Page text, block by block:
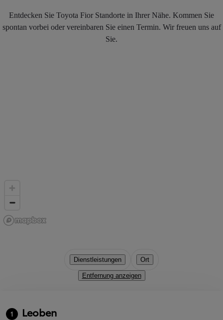
Entdecken Sie Toyota Fior Standorte in Ihrer Nähe. Kommen Sie
spontan vorbei oder vereinbaren Sie einen Termin. Wir freuen uns auf
Sie.
Dienstleistungen Ort
Entfernung anzeigen
1 Leoben